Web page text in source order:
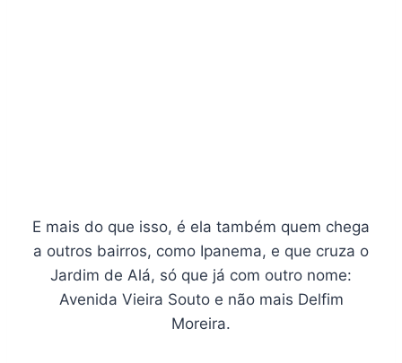
E mais do que isso, é ela também quem chega
a outros bairros, como Ipanema, e que cruza o
Jardim de Alá, só que já com outro nome:
Avenida Vieira Souto e não mais Delfim
Moreira.